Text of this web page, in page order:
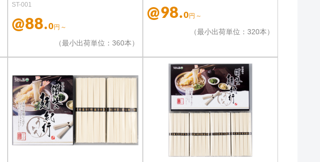
ST-001
@88.0円～
（最小出荷単位：360本）
@98.0円～
（最小出荷単位：320本）